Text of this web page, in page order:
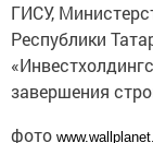
ГИСУ,
Республики
завершения
фото